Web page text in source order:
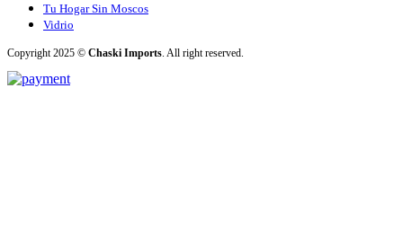
Tu Hogar Sin Moscos
Vidrio
Copyright 2025 © Chaski Imports . All right reserved.